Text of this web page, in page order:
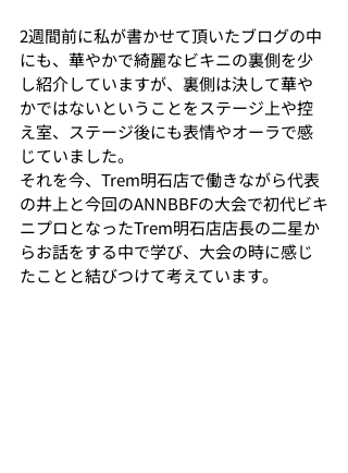
2週間前に私が書かせて頂いたブログの中
にも、華やかで綺麗なビキニの裏側を少
し紹介していますが、裏側は決して華や
かではないということをステージ上や控
え室、ステージ後にも表情やオーラで感
じていました。
それを今、Trem明石店で働きながら代表
の井上と今回のANNBBFの大会で初代ビキ
ニプロとなったTrem明石店店長の二星か
らお話をする中で学び、大会の時に感じ
たことと結びつけて考えています。